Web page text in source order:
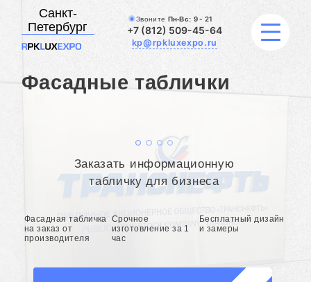
Санкт-
Петербург
Звоните Пн-Вс: 9 - 21
+7 (812) 509-45-64
kp@rpkluxexpo.ru
АКЦИИ
О КОМПАНИИ
Фасадные таблички
Заказать информационную
табличку для бизнеса
Фасадная табличка
на заказ от
производителя
Срочное
изготовление за 1
час
Бесплатный дизайн
и замеры